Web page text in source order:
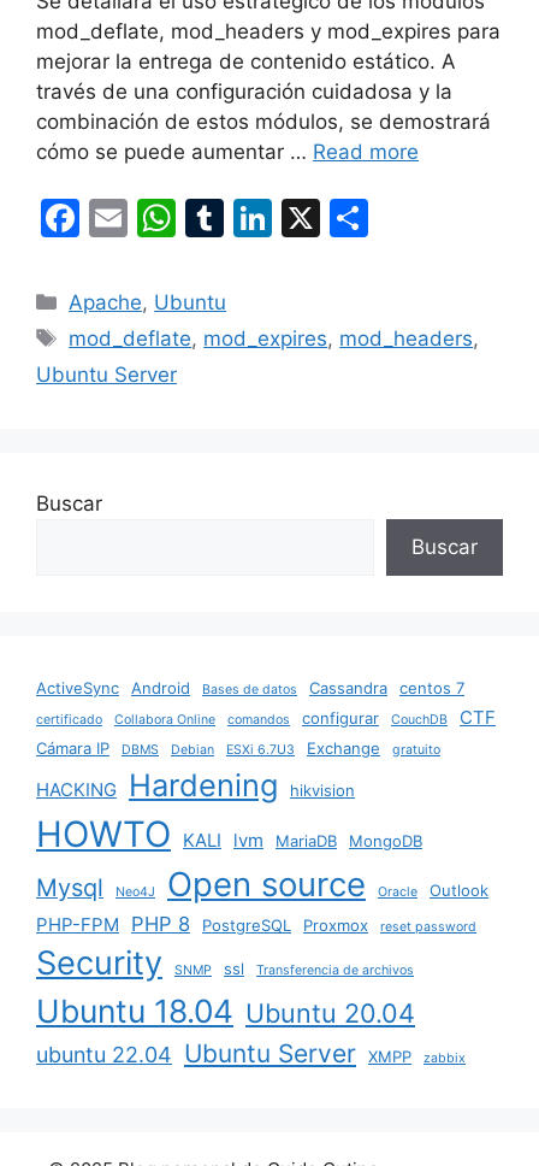
mod_deflate, mod_headers y mod_expires para
mejorar la entrega de contenido estático. A
través de una configuración cuidadosa y la
combinación de estos módulos, se demostrará
cómo se puede aumentar … Read more
F
c
e
b
k
E
ai
l
W
at
s
A
T
m
bl
Li
e
X
e
Categories
Apache, Ubuntu
Tags
mod_deflate, mod_expires, mod_headers,
Ubuntu Server
Buscar
Buscar
ActiveSync Android Bases de datos Cassandra centos 7
certificado Collabora Online comandos configurar CouchDB CTF
Cámara IP DBMS Debian ESXi 6.7U3 Exchange gratuito
HACKING Hardening hikvision
HOWTO KALI lvm MariaDB MongoDB
Mysql Neo4J Open source Oracle Outlook
PHP-FPM PHP 8 PostgreSQL Proxmox reset password
Security SNMP ssl Transferencia de archivos
Ubuntu 18.04 Ubuntu 20.04
ubuntu 22.04 Ubuntu Server XMPP zabbix